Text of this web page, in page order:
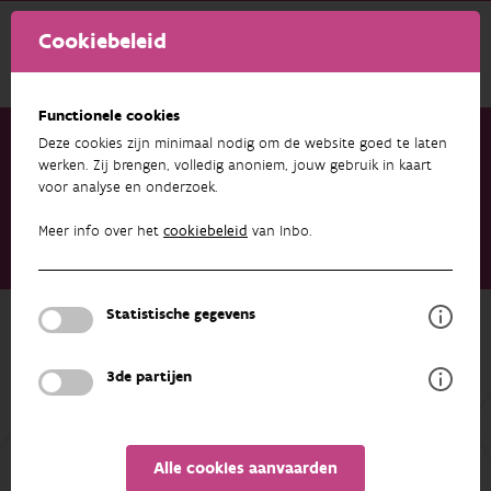
Cookiebeleid
Functionele cookies
Deze cookies zijn minimaal nodig om de website goed te laten
werken. Zij brengen, volledig anoniem, jouw gebruik in kaart
voor analyse en onderzoek.
Meer info over het cookiebeleid van Inbo.
Statistische gegevens
3de partijen
Alle cookies aanvaarden
Onderzoek & resultaten
Project Blankaal. Monitoring van uittrekkende zilverpaling in
de Blankenbergse Vaart in functie van de vernieuwing van de
uitwateringsconstructie in Blankenberge
Terug naar overzicht
Project Blankaal. Monitoring van
uittrekkende zilverpaling in de
Blankenbergse Vaart in functie van de
vernieuwing van de